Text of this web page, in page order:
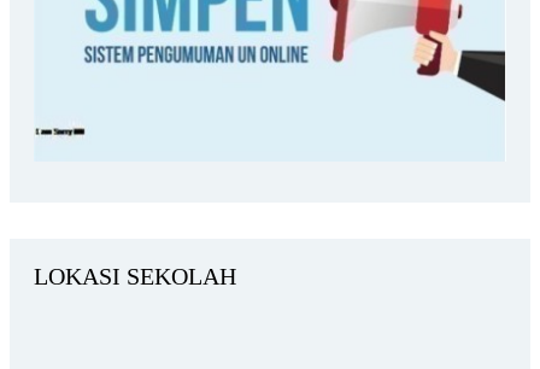
LOKASI SEKOLAH